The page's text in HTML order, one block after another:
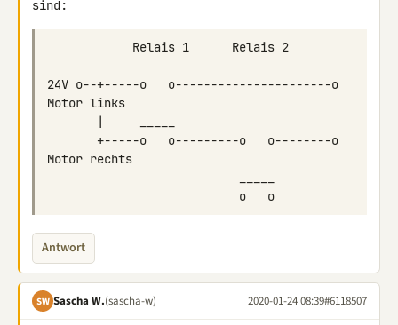
24V o--+-----o   o----------------------o
Antwort
SW Sascha W.(sascha-w) 2020-01-24 08:39#6118507